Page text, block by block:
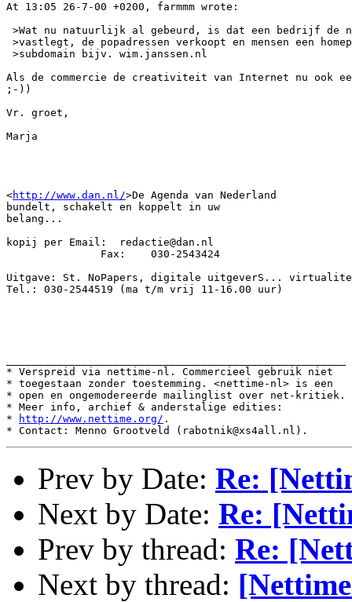
At 13:05 26-7-00 +0200, farmmm wrote:
>Wat nu natuurlijk al gebeurd, is dat een bedrijf de
>vastlegt, de popadressen verkoopt en mensen een
>subdomain bijv. wim.janssen.nl
Als de commercie de creativiteit van Internet nu ook
;-))
Vr. groet,
Marja
<http://www.dan.nl/>De Agenda van Nederland
bundelt, schakelt en koppelt in uw
belang...
kopij per Email:  redactie@dan.nl
               Fax:    030-2543424
Uitgave: St. NoPapers, digitale uitgeverS...
Tel.: 030-2544519 (ma t/m vrij 11-16.00 uur)
* Verspreid via nettime-nl. Commercieel gebruik niet
* toegestaan zonder toestemming. <nettime-nl> is een
* open en ongemodereerde mailinglist over net-kritiek.
* Meer info, archief & anderstalige edities:
*
http://www.nettime.org/ .
Prev by Date: Re:
Next by Date: Re:
Prev by thread: Re:
Next by thread: